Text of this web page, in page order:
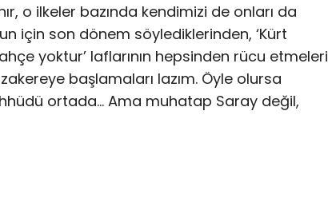
o ilkeler bazında kendimizi de onları da
için son dönem söylediklerinden, ‘Kürt
yoktur’ laflarının hepsinden rücu etmeleri
başlamaları lazım. Öyle olursa
ortada… Ama muhatap Saray değil,